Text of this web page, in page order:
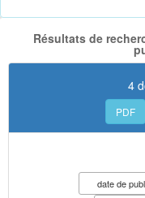
Résultats de
4
PDF
date de